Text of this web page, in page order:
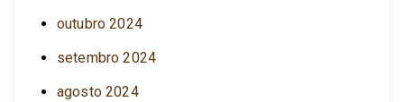
outubro 2024
setembro 2024
agosto 2024